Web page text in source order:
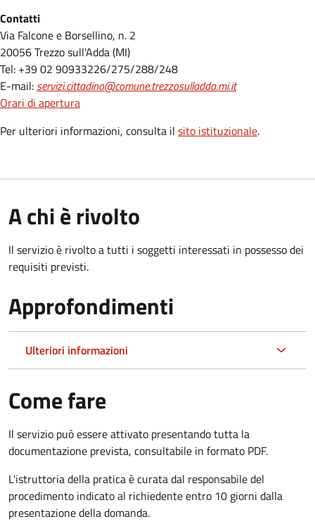
Contatti
Via Falcone e Borsellino, n. 2
20056 Trezzo sull'Adda (MI)
Tel: +39 02 90933226/275/288/248
E-mail: servizi.cittadino@comune.trezzosulladda.mi.it
Orari di apertura
Per ulteriori informazioni, consulta il sito istituzionale.
A chi è rivolto
Il servizio è rivolto a tutti i soggetti interessati in possesso dei
requisiti previsti.
Approfondimenti
Ulteriori informazioni
Come fare
Il servizio può essere attivato presentando tutta la
documentazione prevista, consultabile in formato PDF.
L'istruttoria della pratica è curata dal responsabile del
procedimento indicato al richiedente entro 10 giorni dalla
presentazione della domanda.